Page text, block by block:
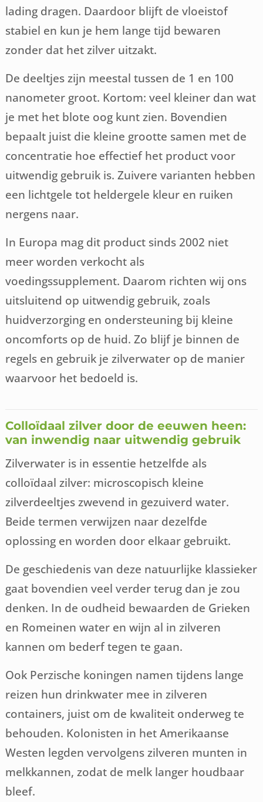
lading dragen. Daardoor blijft de vloeistof
stabiel en kun je hem lange tijd bewaren
zonder dat het zilver uitzakt.
De deeltjes zijn meestal tussen de 1 en 100
nanometer groot. Kortom: veel kleiner dan wat
je met het blote oog kunt zien. Bovendien
bepaalt juist die kleine grootte samen met de
concentratie hoe effectief het product voor
uitwendig gebruik is. Zuivere varianten hebben
een lichtgele tot heldergele kleur en ruiken
nergens naar.
In Europa mag dit product sinds 2002 niet
meer worden verkocht als
voedingssupplement. Daarom richten wij ons
uitsluitend op uitwendig gebruik, zoals
huidverzorging en ondersteuning bij kleine
oncomforts op de huid. Zo blijf je binnen de
regels en gebruik je zilverwater op de manier
waarvoor het bedoeld is.
Colloïdaal zilver door de eeuwen heen:
van inwendig naar uitwendig gebruik
Zilverwater is in essentie hetzelfde als
colloïdaal zilver: microscopisch kleine
zilverdeeltjes zwevend in gezuiverd water.
Beide termen verwijzen naar dezelfde
oplossing en worden door elkaar gebruikt.
De geschiedenis van deze natuurlijke klassieker
gaat bovendien veel verder terug dan je zou
denken. In de oudheid bewaarden de Grieken
en Romeinen water en wijn al in zilveren
kannen om bederf tegen te gaan.
Ook Perzische koningen namen tijdens lange
reizen hun drinkwater mee in zilveren
containers, juist om de kwaliteit onderweg te
behouden. Kolonisten in het Amerikaanse
Westen legden vervolgens zilveren munten in
melkkannen, zodat de melk langer houdbaar
bleef.